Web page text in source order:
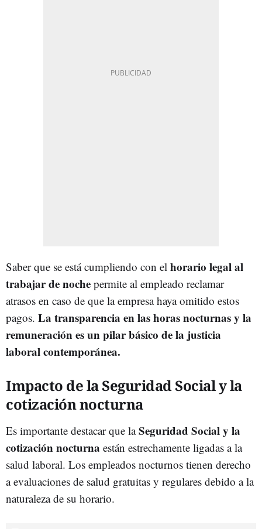
Saber que se está cumpliendo con el horario legal al
trabajar de noche permite al empleado reclamar
atrasos en caso de que la empresa haya omitido estos
pagos. La transparencia en las horas nocturnas y la
remuneración es un pilar básico de la justicia
laboral contemporánea.
Impacto de la Seguridad Social y la
cotización nocturna
Es importante destacar que laSeguridad Social y la
cotización nocturna están estrechamente ligadas a la
salud laboral. Los empleados nocturnos tienen derecho
a evaluaciones de salud gratuitas y regulares debido a la
naturaleza de su horario.